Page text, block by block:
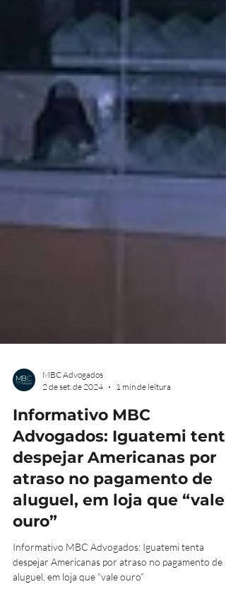
2 de set. de 2024
1 min de leitura
Informativo MBC
Advogados: Iguatemi tenta
despejar Americanas por
atraso no pagamento de
aluguel, em loja que “vale
ouro”